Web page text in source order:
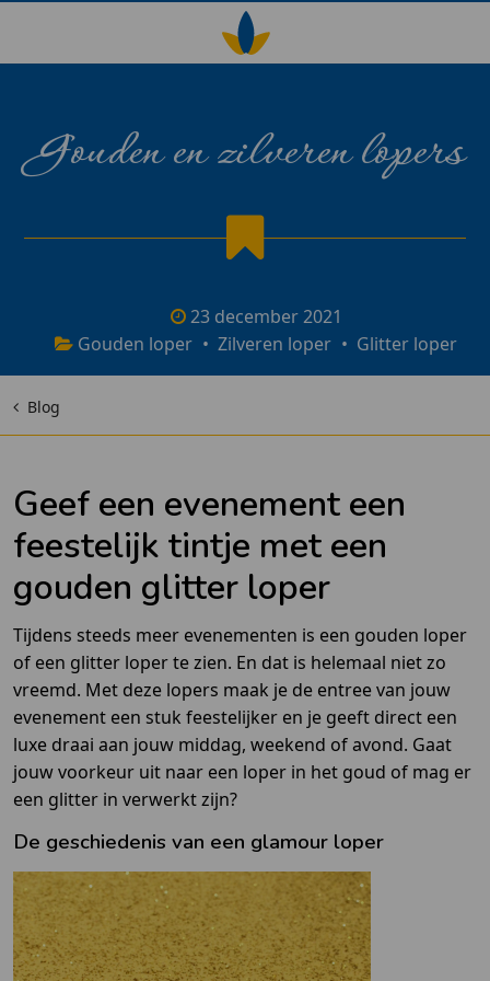
Gouden en zilveren lopers
23 december 2021
Gouden loper • Zilveren loper • Glitter loper
Blog
Geef een evenement een
feestelijk tintje met een
gouden glitter loper
Tijdens steeds meer evenementen is een gouden loper
of een glitter loper te zien. En dat is helemaal niet zo
vreemd. Met deze lopers maak je de entree van jouw
evenement een stuk feestelijker en je geeft direct een
luxe draai aan jouw middag, weekend of avond. Gaat
jouw voorkeur uit naar een loper in het goud of mag er
een glitter in verwerkt zijn?
De geschiedenis van een glamour loper